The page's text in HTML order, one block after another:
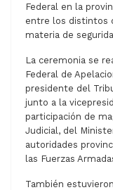
Federal en la
entre los distintos
materia de
La ceremonia se
Federal de
presidente del
junto a la
participación de
Judicial, del
autoridades
las Fuerzas
También